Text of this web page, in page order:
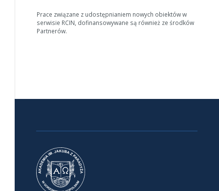
Prace związane z udostępnianiem nowych obiektów w
serwisie RCIN, dofinansowywane są również ze środków
Partnerów.